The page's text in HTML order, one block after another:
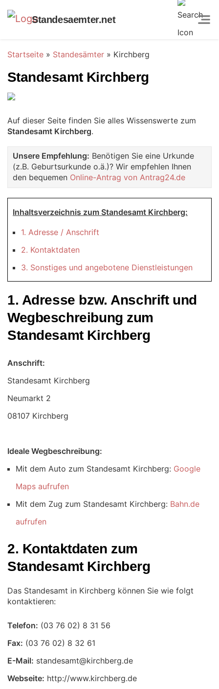
Standesaemter.net
Startseite » Standesämter » Kirchberg
Standesamt Kirchberg
Auf dieser Seite finden Sie alles Wissenswerte zum
Standesamt Kirchberg.
Unsere Empfehlung: Benötigen Sie eine Urkunde
(z.B. Geburtsurkunde o.ä.)? Wir empfehlen Ihnen
den bequemen Online-Antrag von Antrag24.de
Inhaltsverzeichnis zum Standesamt Kirchberg:
1. Adresse / Anschrift
2. Kontaktdaten
3. Sonstiges und angebotene Dienstleistungen
1. Adresse bzw. Anschrift und
Wegbeschreibung zum
Standesamt Kirchberg
Anschrift:
Standesamt Kirchberg
08107 Kirchberg
Ideale Wegbeschreibung:
Mit dem Auto zum Standesamt Kirchberg: Google
Maps aufrufen
Mit dem Zug zum Standesamt Kirchberg: Bahn.de
aufrufen
2. Kontaktdaten zum
Standesamt Kirchberg
Das Standesamt in Kirchberg können Sie wie folgt
kontaktieren:
Telefon:
Fax:
E-Mail:
Webseite: http://www.kirchberg.de